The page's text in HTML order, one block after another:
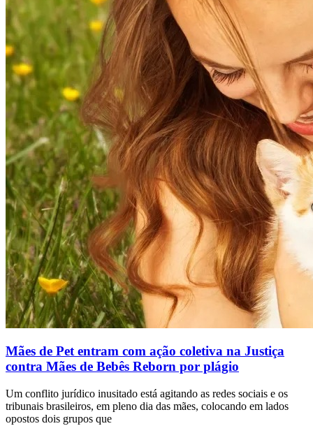
Mães de Pet entram com ação coletiva na Justiça
contra Mães de Bebês Reborn por plágio
Um conflito jurídico inusitado está agitando as redes sociais e os
tribunais brasileiros, em pleno dia das mães, colocando em lados
opostos dois grupos que